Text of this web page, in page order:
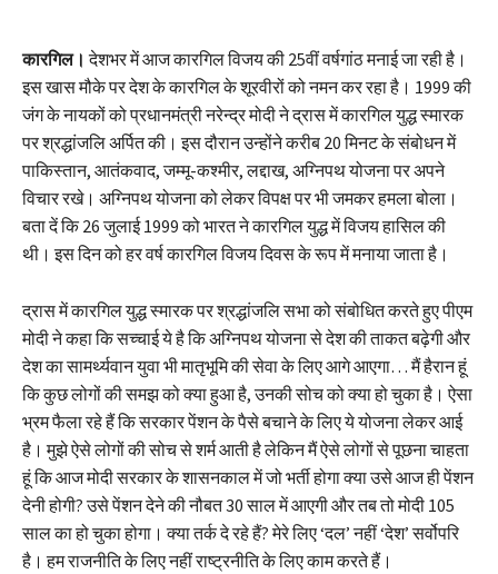
कारगिल। देशभर में आज कारगिल विजय की 25वीं वर्षगांठ मनाई जा रही है।
इस खास मौके पर देश के कारगिल के शूरवीरों को नमन कर रहा है। 1999 की
जंग के नायकों को प्रधानमंत्री नरेन्द्र मोदी ने द्रास में कारगिल युद्ध स्मारक
पर श्रद्धांजलि अर्पित की। इस दौरान उन्होंने करीब 20 मिनट के संबोधन में
पाकिस्तान, आतंकवाद, जम्मू-कश्मीर, लद्दाख, अग्निपथ योजना पर अपने
विचार रखे। अग्निपथ योजना को लेकर विपक्ष पर भी जमकर हमला बोला।
बता दें कि 26 जुलाई 1999 को भारत ने कारगिल युद्ध में विजय हासिल की
थी। इस दिन को हर वर्ष कारगिल विजय दिवस के रूप में मनाया जाता है।
द्रास में कारगिल युद्ध स्मारक पर श्रद्धांजलि सभा को संबोधित करते हुए पीएम
मोदी ने कहा कि सच्चाई ये है कि अग्निपथ योजना से देश की ताकत बढ़ेगी और
देश का सामर्थ्यवान युवा भी मातृभूमि की सेवा के लिए आगे आएगा… मैं हैरान हूं
कि कुछ लोगों की समझ को क्या हुआ है, उनकी सोच को क्या हो चुका है। ऐसा
भ्रम फैला रहे हैं कि सरकार पेंशन के पैसे बचाने के लिए ये योजना लेकर आई
है। मुझे ऐसे लोगों की सोच से शर्म आती है लेकिन मैं ऐसे लोगों से पूछना चाहता
हूं कि आज मोदी सरकार के शासनकाल में जो भर्ती होगा क्या उसे आज ही पेंशन
देनी होगी? उसे पेंशन देने की नौबत 30 साल में आएगी और तब तो मोदी 105
साल का हो चुका होगा। क्या तर्क दे रहे हैं? मेरे लिए ‘दल’ नहीं ‘देश’ सर्वोपरि
है। हम राजनीति के लिए नहीं राष्ट्रनीति के लिए काम करते हैं।